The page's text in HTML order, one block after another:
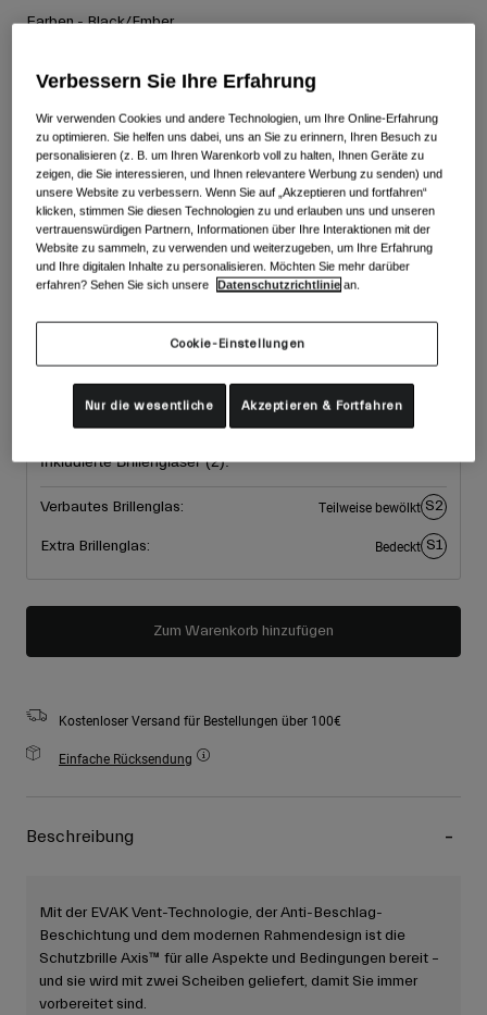
Handschuhe
Ersatzteile
Alle anzeigen
Alle anzeigen
Verwendungszweck
All Mountain
Backcountry
Freestyle
Ski Race
Alle anzeigen
Farben -Black/Ember
ausgewählt
Inkludierte Brillengläser (2):
Verbautes Brillenglas: Teilweise bewölkt S2
Extra Brillenglas: Bedeckt S1
Zum Warenkorb hinzufügen
Kostenloser Versand für Bestellungen über 100€
Einfache Rücksendung
Beschreibung
Mit der EVAK Vent-Technologie, der Anti-Beschlag-
Beschichtung und dem modernen Rahmendesign ist die
Schutzbrille Axis™ für alle Aspekte und Bedingungen bereit –
und sie wird mit zwei Scheiben geliefert, damit Sie immer
vorbereitet sind.
Verbessern Sie Ihre Erfahrung
Wir verwenden Cookies und andere Technologien, um Ihre Online-Erfahrung
zu optimieren. Sie helfen uns dabei, uns an Sie zu erinnern, Ihren Besuch zu
personalisieren (z. B. um Ihren Warenkorb voll zu halten, Ihnen Geräte zu
zeigen, die Sie interessieren, und Ihnen relevantere Werbung zu senden) und
unsere Website zu verbessern. Wenn Sie auf „Akzeptieren und fortfahren“
klicken, stimmen Sie diesen Technologien zu und erlauben uns und unseren
vertrauenswürdigen Partnern, Informationen über Ihre Interaktionen mit der
Website zu sammeln, zu verwenden und weiterzugeben, um Ihre Erfahrung
und Ihre digitalen Inhalte zu personalisieren. Möchten Sie mehr darüber
erfahren? Sehen Sie sich unsere
Datenschutzrichtlinie an.
Cookie-Einstellungen
Nur die wesentliche Akzeptieren & Fortfahren